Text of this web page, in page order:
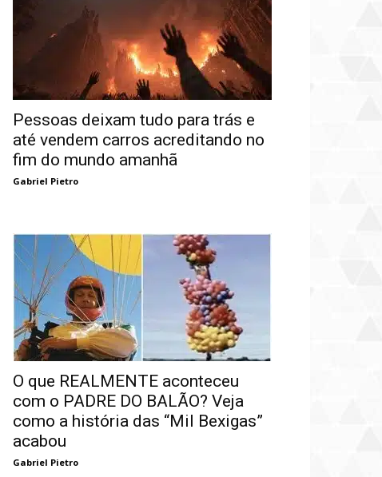
Pessoas deixam tudo para trás e
até vendem carros acreditando no
fim do mundo amanhã
Gabriel Pietro
O que REALMENTE aconteceu
com o PADRE DO BALÃO? Veja
como a história das “Mil Bexigas”
acabou
Gabriel Pietro